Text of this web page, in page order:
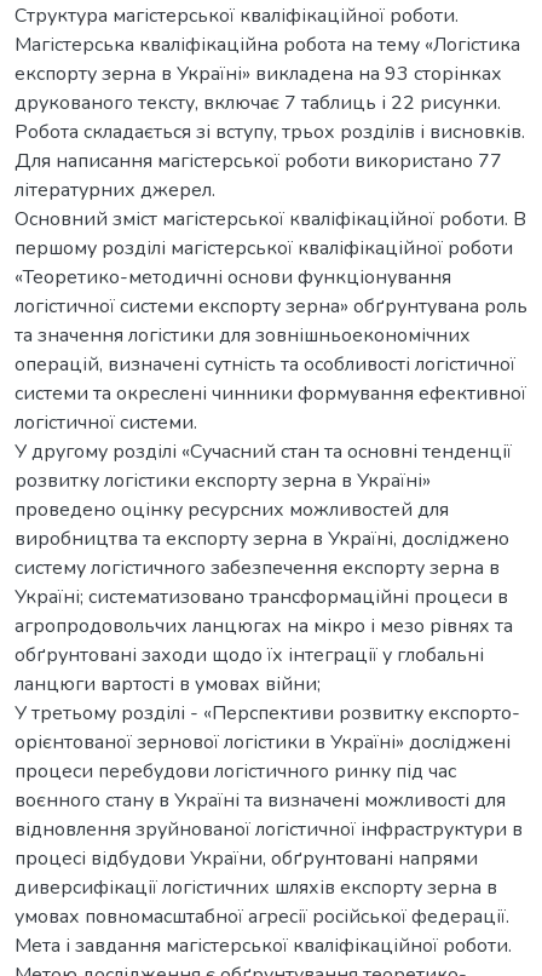
Структура магістерської кваліфікаційної роботи.
Магістерська кваліфікаційна робота на тему «Логістика
експорту зерна в Україні» викладена на 93 сторінках
друкованого тексту, включає 7 таблиць і 22 рисунки.
Робота складається зі вступу, трьох розділів і висновків.
Для написання магістерської роботи використано 77
літературних джерел.
Основний зміст магістерської кваліфікаційної роботи. В
першому розділі магістерської кваліфікаційної роботи
«Теоретико-методичні основи функціонування
логістичної системи експорту зерна» обґрунтувана роль
та значення логістики для зовнішньоекономічних
операцій, визначені сутність та особливості логістичної
системи та окреслені чинники формування ефективної
логістичної системи.
У другому розділі «Сучасний стан та основні тенденції
розвитку логістики експорту зерна в Україні»
проведено оцінку ресурсних можливостей для
виробництва та експорту зерна в Україні, досліджено
систему логістичного забезпечення експорту зерна в
Україні; систематизовано трансформаційні процеси в
агропродовольчих ланцюгах на мікро і мезо рівнях та
обґрунтовані заходи щодо їх інтеграції у глобальні
ланцюги вартості в умовах війни;
У третьому розділі - «Перспективи розвитку експорто-
орієнтованої зернової логістики в Україні» досліджені
процеси перебудови логістичного ринку під час
воєнного стану в Україні та визначені можливості для
відновлення зруйнованої логістичної інфраструктури в
процесі відбудови України, обґрунтовані напрями
диверсифікації логістичних шляхів експорту зерна в
умовах повномасштабної агресії російської федерації.
Мета і завдання магістерської кваліфікаційної роботи.